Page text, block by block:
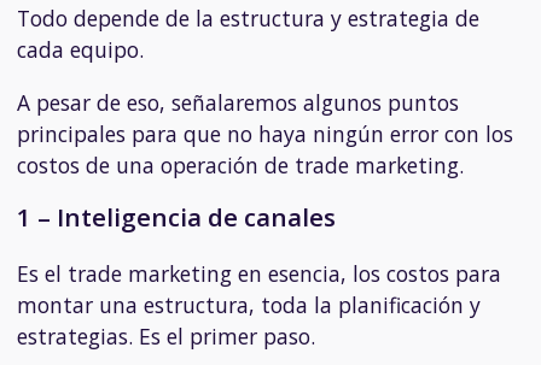
Todo depende de la estructura y estrategia de
cada equipo.
A pesar de eso, señalaremos algunos puntos
principales para que no haya ningún error con los
costos de una operación de trade marketing.
1 – Inteligencia de canales
Es el trade marketing en esencia, los costos para
montar una estructura, toda la planificación y
estrategias. Es el primer paso.